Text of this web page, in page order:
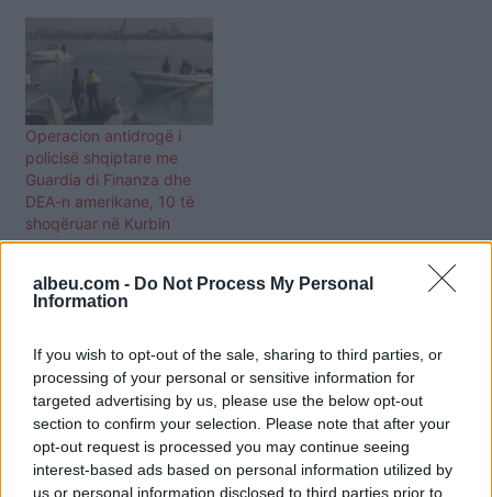
albeu.com - Do Not Process My Personal
Information
If you wish to opt-out of the sale, sharing to third parties, or
processing of your personal or sensitive information for
targeted advertising by us, please use the below opt-out
section to confirm your selection. Please note that after your
opt-out request is processed you may continue seeing
interest-based ads based on personal information utilized by
us or personal information disclosed to third parties prior to
Operacion antidrogë i
policisë shqiptare me
Guardia di Finanza dhe
DEA-n amerikane, 10 të
shoqëruar në Kurbin